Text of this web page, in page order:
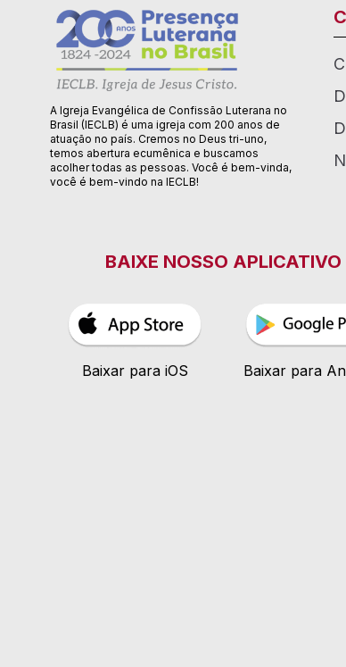
A Igreja Evangélica de Confissão Luterana no
Brasil (IECLB) é uma igreja com 200 anos de
atuação no país. Cremos no Deus tri-uno,
temos abertura ecumênica e buscamos
acolher todas as pessoas. Você é bem-vinda,
você é bem-vindo na IECLB!
BAIXE NOSSO APLICATIVO
Baixar para iOS Baixar para